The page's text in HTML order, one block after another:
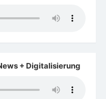
+ Digitalisierung